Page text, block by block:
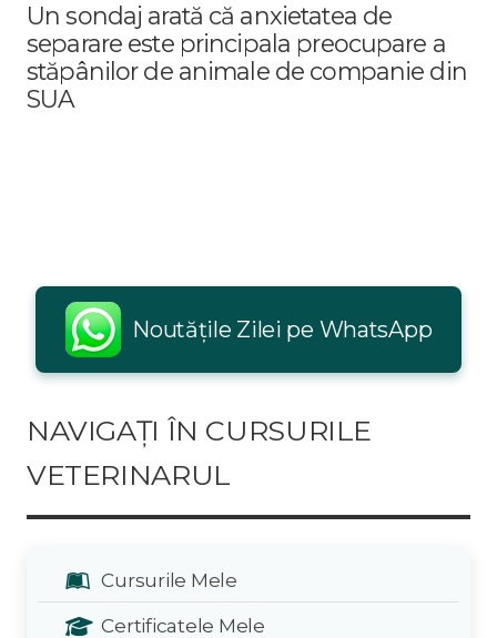
Un sondaj arată că anxietatea de
separare este principala preocupare a
stăpânilor de animale de companie din
SUA
Noutățile Zilei pe WhatsApp
NAVIGAȚI ÎN CURSURILE
VETERINARUL
Cursurile Mele
Certificatele Mele